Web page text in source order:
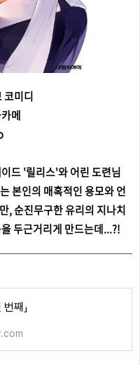
코미디
메
드 '릴리스'와 어린 도련님
본인의 매혹적인 용모와 언
, 순진무구한 유리의 지나치
두근거리게 만드는데...?!
째」